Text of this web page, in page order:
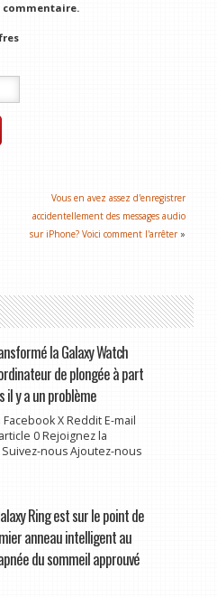
Vous en avez assez d'enregistrer
accidentellement des messages audio
sur iPhone? Voici comment l'arrêter »
la Galaxy Watch
de plongée à part
il y a un problème
X Reddit E-mail
0 Rejoignez la
nous Ajoutez-nous
Ring est sur le point de
anneau intelligent au
du sommeil approuvé